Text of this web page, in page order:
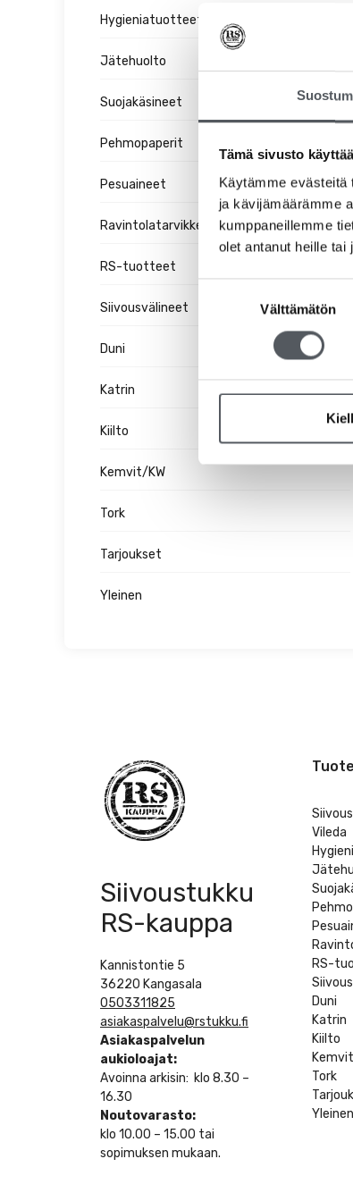
Tämä sivusto
Käytämme evästeitä
ja kävijämäärämme
kumppaneillemme
olet antanut heille tai
Välttämätön
Hygieniatuotteet
Jätehuolto
Suojakäsineet
Pehmopaperit
Pesuaineet
Ravintolatarvikkeet
RS-tuotteet
Siivousvälineet
Duni
Katrin
Kiilto
Kemvit/KW
Tork
Tarjoukset
Yleinen
Siivoustukku
RS-kauppa
Kannistontie 5
36220 Kangasala
0503311825
asiakaspalvelu@rstukku.fi
Asiakaspalvelun
aukioloajat:
Avoinna arkisin: klo 8.30 –
16.30
Noutovarasto:
klo 10.00 – 15.00 tai
sopimuksen mukaan.
Vileda
RS-
Duni
Katrin
Kiilto
Tork
Yleinen